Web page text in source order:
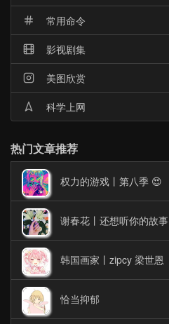
常用命令
影视剧集
美图欣赏
科学上网
热门文章推荐
权力的游戏丨第八季 😍
谢春花丨还想听你的故事
韩国画家丨zipcy 梁世恩
恰当抑郁